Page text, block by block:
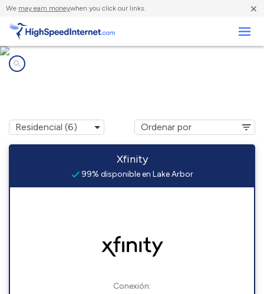
We may earn moneywhen you click our links. ×
Xfinity
99% disponible en Lake Arbor
Conexión: